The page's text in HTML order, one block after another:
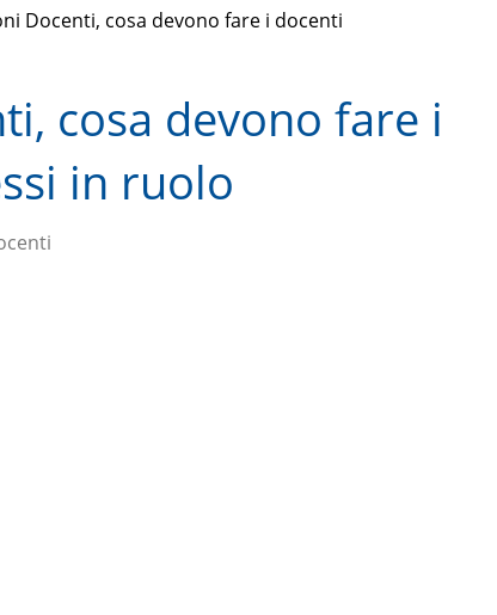
Docenti, cosa devono fare i docenti
cosa devono fare i
in ruolo